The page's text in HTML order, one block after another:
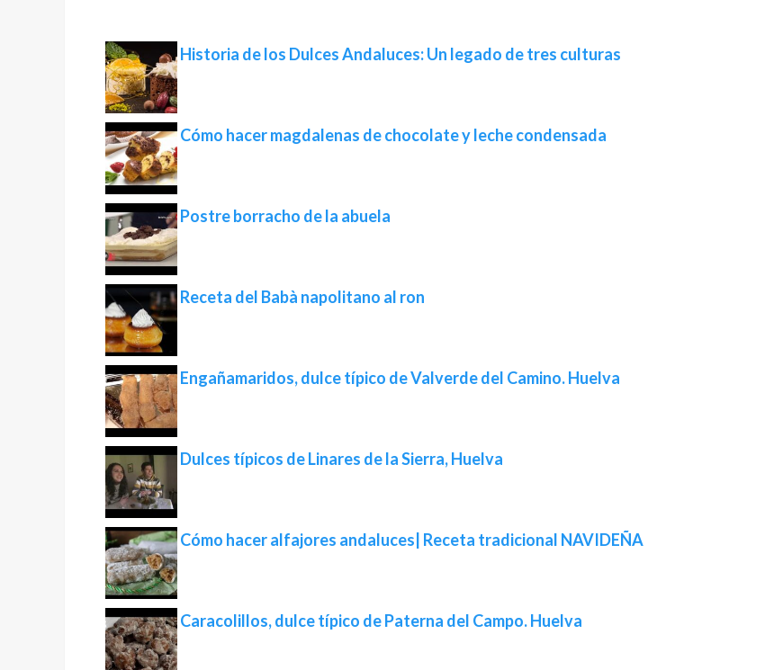
Historia de los Dulces Andaluces: Un legado de tres culturas
Cómo hacer magdalenas de chocolate y leche condensada
Postre borracho de la abuela
Receta del Babà napolitano al ron
Engañamaridos, dulce típico de Valverde del Camino. Huelva
Dulces típicos de Linares de la Sierra, Huelva
Cómo hacer alfajores andaluces| Receta tradicional NAVIDEÑA
Caracolillos, dulce típico de Paterna del Campo. Huelva